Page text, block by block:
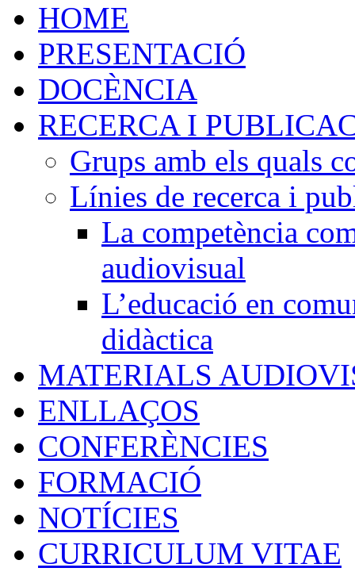
HOME
PRESENTACIÓ
DOCÈNCIA
RECERCA I
Grups amb els quals
Línies de recerca i
La competència
audiovisual
L’educació en
didàctica
MATERIALS
ENLLAÇOS
CONFERÈNCIES
FORMACIÓ
NOTÍCIES
CURRICULUM VITAE